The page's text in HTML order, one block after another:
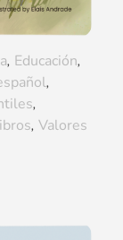
, Educación,
,
,
, Valores